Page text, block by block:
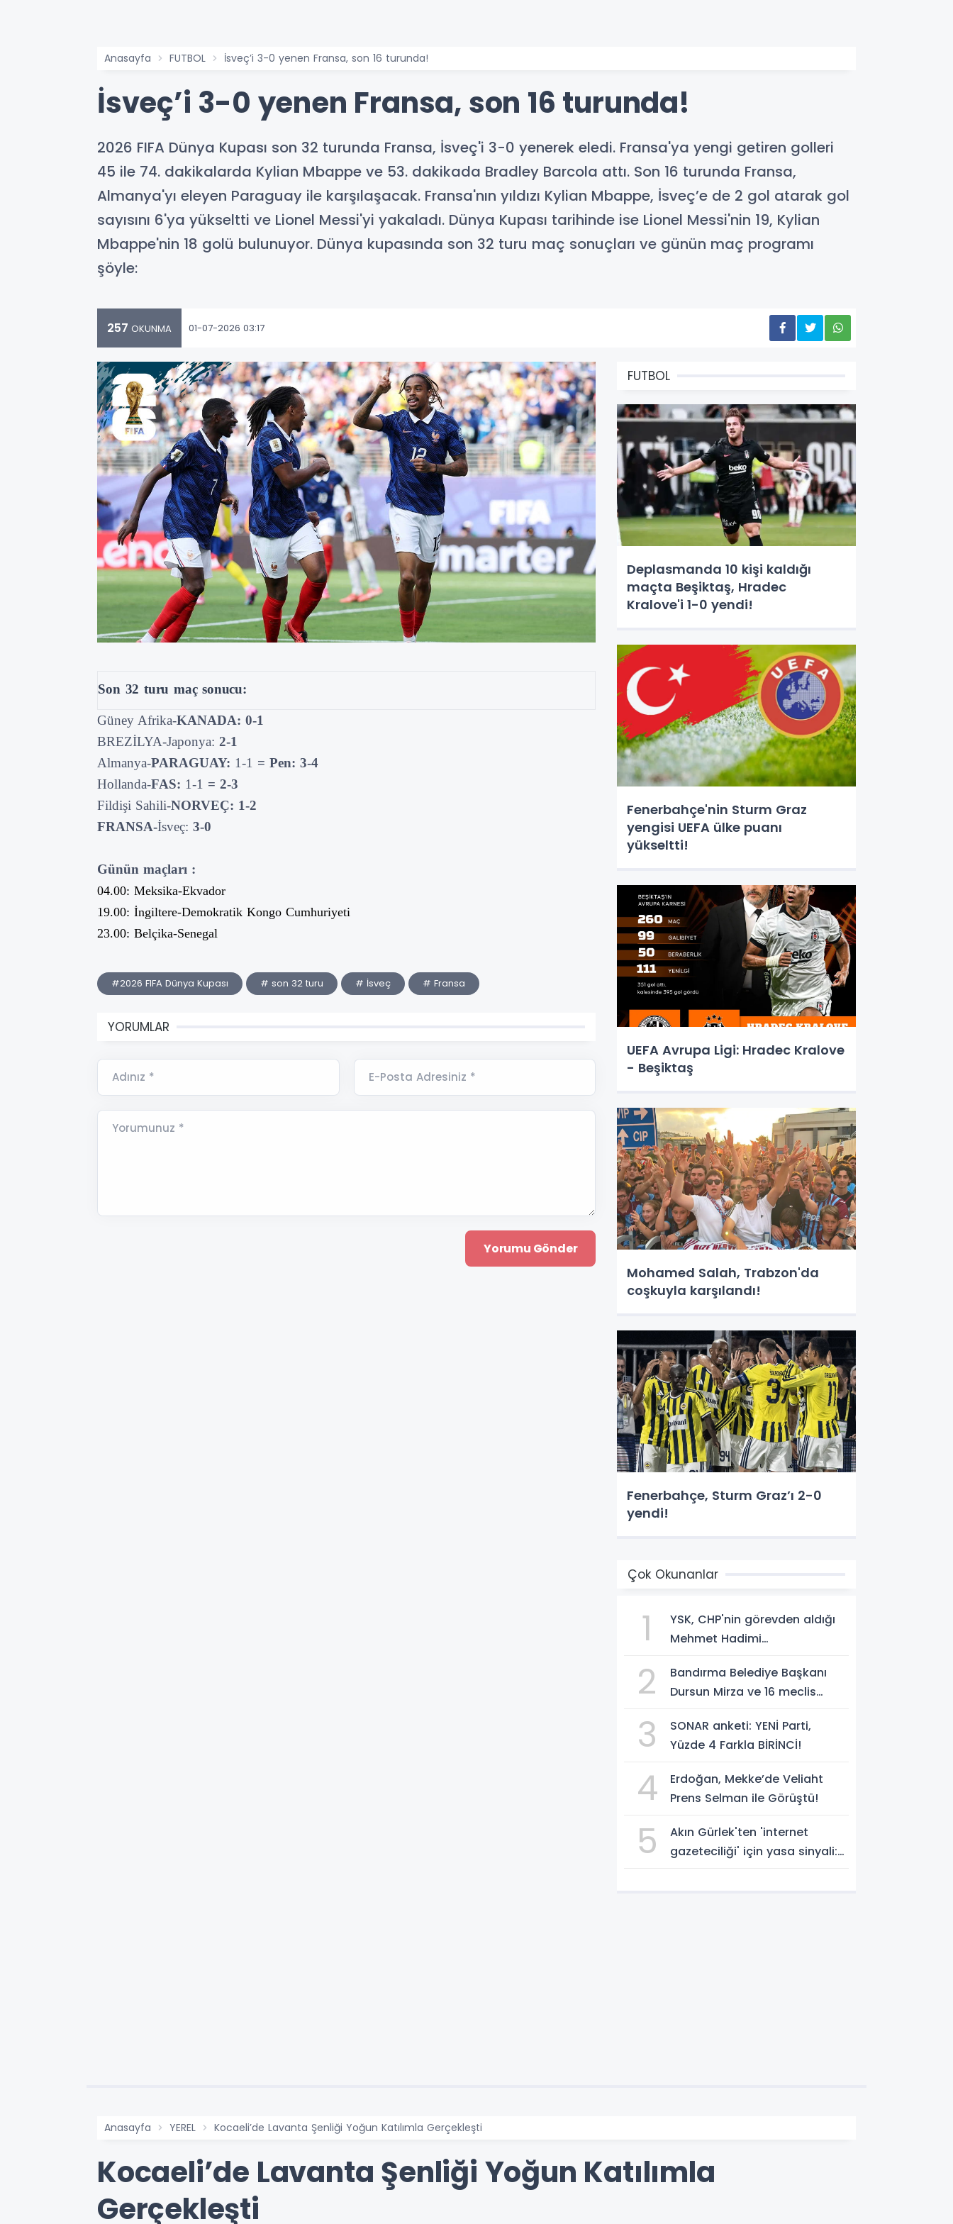
Anasayfa FUTBOL İsveç’i 3-0 yenen Fransa, son 16 turunda!
İsveç’i 3-0 yenen Fransa, son 16 turunda!
2026 FIFA Dünya Kupası son 32 turunda Fransa, İsveç'i 3-0 yenerek eledi. Fransa'ya yengi getiren golleri
45 ile 74. dakikalarda Kylian Mbappe ve 53. dakikada Bradley Barcola attı. Son 16 turunda Fransa,
Almanya'yı eleyen Paraguay ile karşılaşacak. Fransa'nın yıldızı Kylian Mbappe, İsveç’e de 2 gol atarak gol
sayısını 6'ya yükseltti ve Lionel Messi'yi yakaladı. Dünya Kupası tarihinde ise Lionel Messi'nin 19, Kylian
Mbappe'nin 18 golü bulunuyor. Dünya kupasında son 32 turu maç sonuçları ve günün maç programı
şöyle:
257 OKUNMA 01-07-2026 03:17
Son 32 turu maç sonucu:
Güney Afrika-KANADA: 0-1
BREZİLYA-Japonya: 2-1
Almanya-PARAGUAY: 1-1 = Pen: 3-4
Hollanda-FAS: 1-1 = 2-3
Fildişi Sahili-NORVEÇ: 1-2
FRANSA-İsveç: 3-0
Günün maçları :
04.00: Meksika-Ekvador
19.00: İngiltere-Demokratik Kongo Cumhuriyeti
23.00: Belçika-Senegal
#2026 FIFA Dünya Kupası # son 32 turu # İsveç # Fransa
YORUMLAR
Adınız * E-Posta Adresiniz *
Yorumunuz *
FUTBOL
Deplasmanda 10 kişi kaldığı
maçta Beşiktaş, Hradec
Kralove'i 1-0 yendi!
Fenerbahçe'nin Sturm Graz
yengisi UEFA ülke puanı
yükseltti!
UEFA Avrupa Ligi: Hradec Kralove
- Beşiktaş
Mohamed Salah, Trabzon'da
coşkuyla karşılandı!
Fenerbahçe, Sturm Graz’ı 2-0
yendi!
Çok Okunanlar
1
YSK, CHP'nin görevden aldığı
Mehmet Hadimi
temsilcisi olarak atadı!
2
Bandırma Belediye Başkanı
Dursun Mirza ve 16 meclis
geçti!
3
SONAR anketi: YENİ Parti,
Yüzde 4 Farkla BİRİNCİ!
4
Erdoğan, Mekke’de Veliaht
Prens Selman ile Görüştü!
5
Akın Gürlek'ten 'internet
gazeteciliği' için yasa sinyali:
Anasayfa YEREL Kocaeli’de Lavanta Şenliği Yoğun Katılımla Gerçekleşti
Kocaeli’de Lavanta Şenliği Yoğun Katılımla
Gerçekleşti